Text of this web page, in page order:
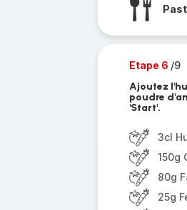
Etape 6 /9
Ajoutez
poudre
'Start'.
3cl
150g
80g
25g